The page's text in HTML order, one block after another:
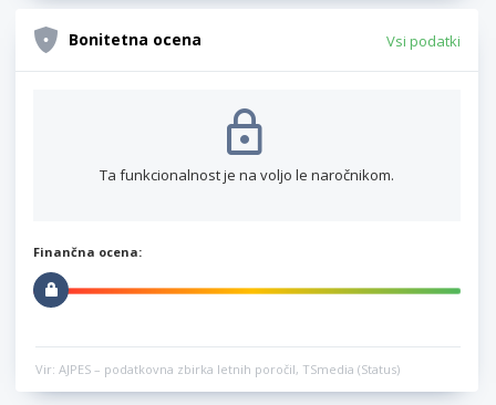
Bonitetna ocena Vsi podatki
Ta funkcionalnost je na voljo le naročnikom.
Finančna ocena:
Vir: AJPES – podatkovna zbirka letnih poročil, TSmedia (Status)